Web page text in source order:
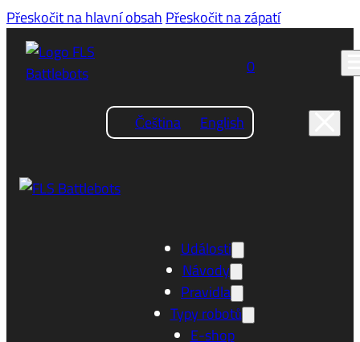
Přeskočit na hlavní obsah Přeskočit na zápatí
0
Čeština English
Události
Návody
Pravidla
Typy robotů
E-shop